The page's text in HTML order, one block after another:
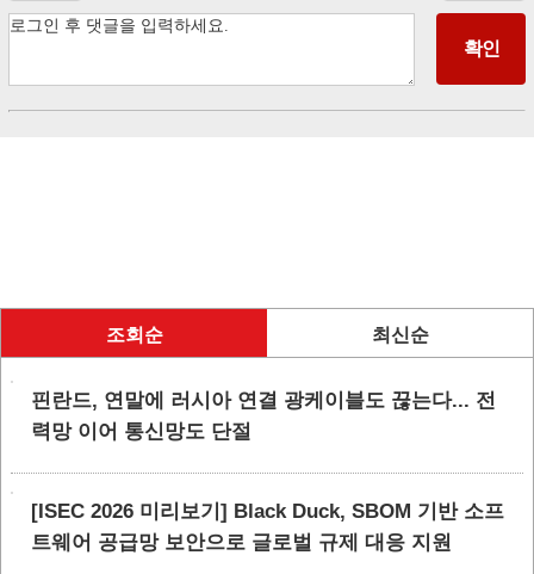
조회순 최신순
핀란드, 연말에 러시아 연결 광케이블도 끊는다... 전
력망 이어 통신망도 단절
[ISEC 2026 미리보기] Black Duck, SBOM 기반 소프
트웨어 공급망 보안으로 글로벌 규제 대응 지원